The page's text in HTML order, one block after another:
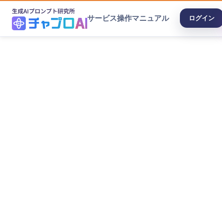
サービス操作マニュアル ログイン